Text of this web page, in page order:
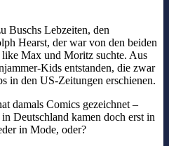
Buschs Lebzeiten, den
Hearst, der war von den beiden
like Max und Moritz suchte. Aus
Kids entstanden, die zwar
in den US-Zeitungen erschienen.
damals Comics gezeichnet –
Deutschland kamen doch erst in
in Mode, oder?